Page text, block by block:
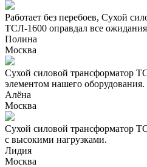
Работает без перебоев, Сухой
ТСЛ-1600 оправдал все
Полина
Москва
Сухой силовой трансформатор
элементом нашего оборудования.
Алёна
Москва
Сухой силовой трансформатор
с высокими нагрузками.
Лидия
Москва